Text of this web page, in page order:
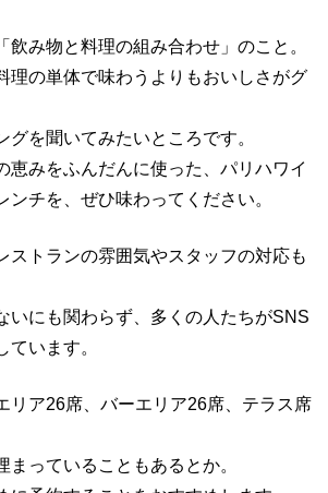
飲み物と料理の組み合わせ」のこと。
理の単体で味わうよりもおいしさがグ
グを聞いてみたいところです。
恵みをふんだんに使った、パリハワイ
ンチを、ぜひ味わってください。
ストランの雰囲気やスタッフの対応も
いにも関わらず、多くの人たちがSNS
ています。
リア26席、バーエリア26席、テラス席
まっていることもあるとか。